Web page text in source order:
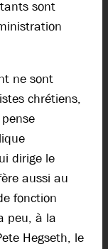
sont
ne sont
chrétiens,
dirige le
aussi au
fonction
peu, à la
Hegseth, le